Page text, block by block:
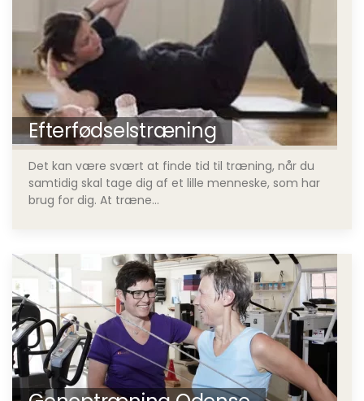
Efterfødselstræning
Det kan være svært at finde tid til træning, når du
samtidig skal tage dig af et lille menneske, som har
brug for dig. At træne...